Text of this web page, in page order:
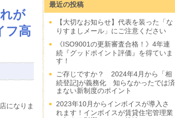
が
フ高
になりま
最近の投稿
【大切なお知らせ】代表を装った「な
りすましメール」にご注意ください
《ISO9001の更新審査合格！》4年連
続『グッドポイント評価』を得ていま
す！
ご存じですか？ 2024年4月から「相
続登記]が義務化 知らなかったでは済
まない新制度のポイント
2023年10月からインボイスが導入さ
れます！インボイスが賃貸住宅管理業